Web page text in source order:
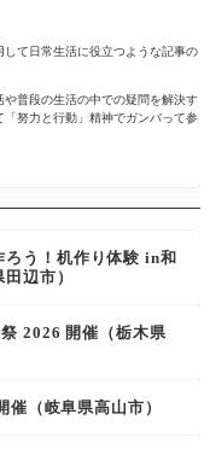
て日常生活に役立つような記事の
普段の生活の中での疑問を解決す
努力と行動」精神でガンバって参
う！机作り体験 in和
辺市）
2026 開催（栃木県
（岐阜県高山市）